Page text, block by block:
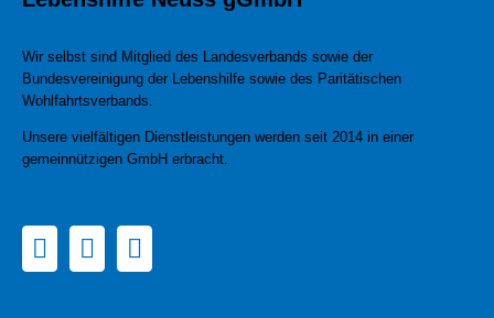
Wir selbst sind Mitglied des Landesverbands sowie der
Bundesvereinigung der Lebenshilfe sowie des Paritätischen
Wohlfahrtsverbands.
Unsere vielfältigen Dienstleistungen werden seit 2014 in einer
gemeinnützigen GmbH erbracht.